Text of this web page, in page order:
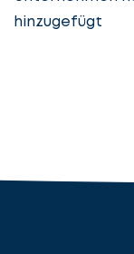
hinzugefügt